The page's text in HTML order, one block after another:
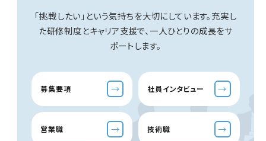
「挑戦したい」という気持ちを大切にしています。充実し
た研修制度とキャリア支援で、一人ひとりの成長をサ
ポートします。
募集要項 → 社員インタビュー →
営業職 → 技術職 →